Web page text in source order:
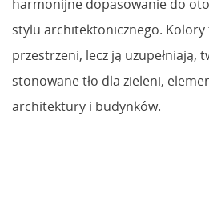
harmonijne dopasowanie do
stylu architektonicznego.
przestrzeni, lecz ją uzupełniają,
stonowane tło dla zieleni,
architektury i budynków.